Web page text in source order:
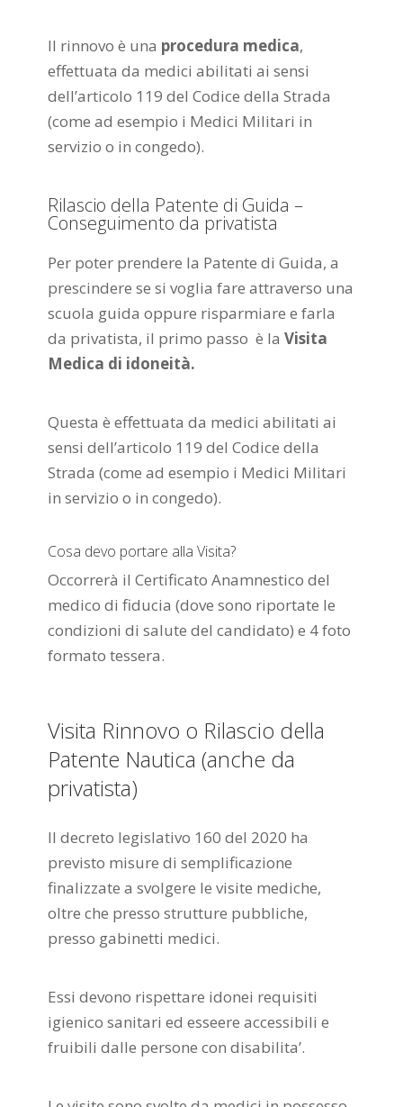
Il rinnovo è una procedura medica,
effettuata da medici abilitati ai sensi
dell’articolo 119 del Codice della Strada
(come ad esempio i Medici Militari in
servizio o in congedo).
Rilascio della Patente di Guida –
Conseguimento da privatista
Per poter prendere la Patente di Guida, a
prescindere se si voglia fare attraverso una
scuola guida oppure risparmiare e farla
da privatista, il primo passo è la Visita
Medica di idoneità.
Questa è effettuata da medici abilitati ai
sensi dell’articolo 119 del Codice della
Strada (come ad esempio i Medici Militari
in servizio o in congedo).
Cosa devo portare alla Visita?
Occorrerà il Certificato Anamnestico del
medico di fiducia (dove sono riportate le
condizioni di salute del candidato) e 4 foto
formato tessera.
Visita Rinnovo o Rilascio della
Patente Nautica (anche da
privatista)
Il decreto legislativo 160 del 2020 ha
previsto misure di semplificazione
finalizzate a svolgere le visite mediche,
oltre che presso strutture pubbliche,
presso gabinetti medici.
Essi devono rispettare idonei requisiti
igienico sanitari ed esseere accessibili e
fruibili dalle persone con disabilita’.